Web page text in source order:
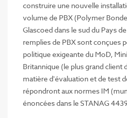
construire une nouvelle
volume de PBX (Polymer
Glascoed dans le sud du Pays
remplies de PBX sont conçues
politique exigeante du MoD,
Britannique (le plus grand client
matière d'évaluation et de test
répondront aux normes IM
énoncées dans le STANAG